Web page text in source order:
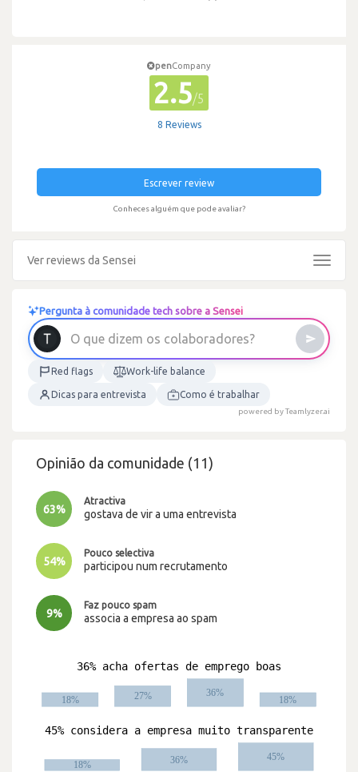
penCompany
2.5/5
8 Reviews
Escrever review
Conheces alguém que pode avaliar?
Ver reviews da Sensei
Toggle
Pergunta à comunidade tech sobre a Sensei
O que d izem os colaborad ores?
Red flags Work-life balance
Dicas para entrevista Como é trabalhar
powered by Teamlyzer.ai
Opinião da comunidade (11)
63%
Atractiva
gostava de vir a uma entrevista
54%
Pouco selectiva
participou num recrutamento
9%
Faz pouco spam
associa a empresa ao spam